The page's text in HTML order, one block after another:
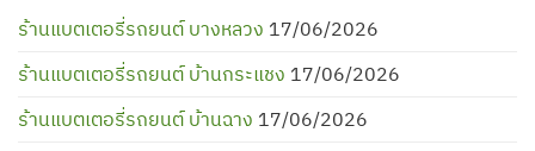
ร้านแบตเตอรี่รถยนต์ บางหลวง 17/06/2026
ร้านแบตเตอรี่รถยนต์ บ้านกระแชง 17/06/2026
ร้านแบตเตอรี่รถยนต์ บ้านฉาง 17/06/2026